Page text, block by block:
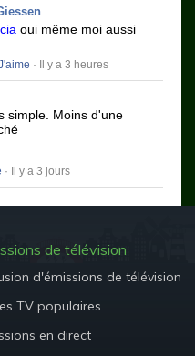
oui même moi aussi
· Il y a 3 heures
simple. Moins d'une
· Il y a 3 jours
de télévision
d'émissions de télévision
TV populaires
en direct